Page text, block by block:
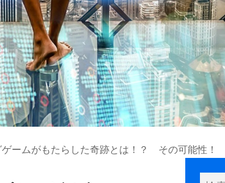
ームがもたらした奇跡とは！？ その可能性！